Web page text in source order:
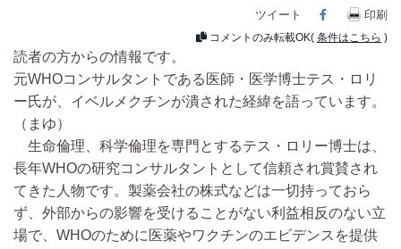
ツイート Facebook
印刷
コメントのみ転載OK( 条件はこちら )
読者の方からの情報です。
元WHOコンサルタントである医師・医学博士テス・ロリ
ー氏が、イベルメクチンが潰された経緯を語っています。
（まゆ）
生命倫理、科学倫理を専門とするテス・ロリー博士は、
長年WHOの研究コンサルタントとして信頼され賞賛され
てきた人物です。製薬会社の株式などは一切持っておら
ず、外部からの影響を受けることがない利益相反のない立
場で、WHOのために医薬やワクチンのエビデンスを提供